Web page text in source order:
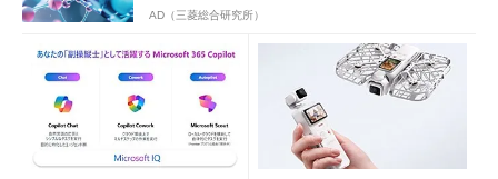
AD（三菱総合研究所）